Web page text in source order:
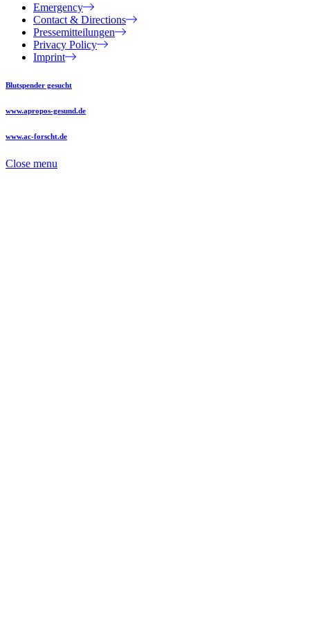
Emergency
Contact & Directions
Pressemitteilungen
Privacy Policy
Imprint
Blutspender gesucht
www.apropos-gesund.de
www.ac-forscht.de
Close menu